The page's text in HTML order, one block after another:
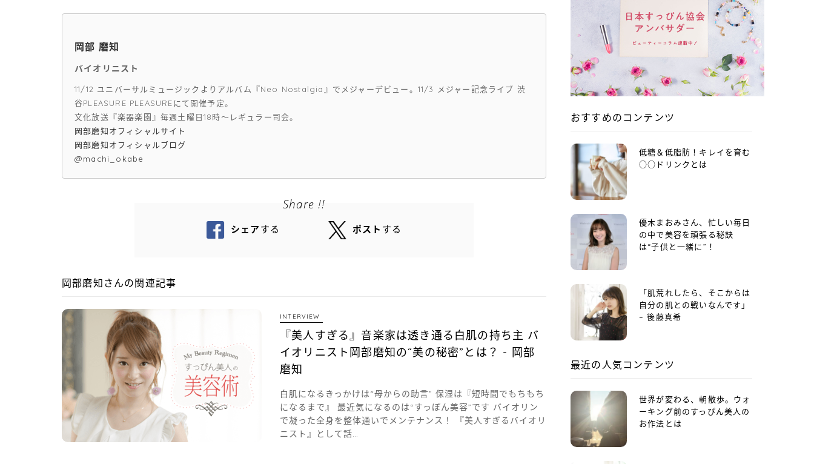
岡部 磨知
バイオリニスト
11/12 ユニバーサルミュージックよりアルバム『Neo Nostalgia』でメジャーデビュー。11/3 メジャー記念ライブ 渋
谷PLEASURE PLEASUREにて開催予定。
文化放送『楽器楽園』毎週土曜日18時～レギュラー司会。
岡部磨知オフィシャルサイト
岡部磨知オフィシャルブログ
@machi_okabe
Share !!
シェア する ポスト する
岡部磨知さんの関連記事
INTERVIEW
『美人すぎる』音楽家は透き通る白肌の持ち主 バ
イオリニスト岡部磨知の“美の秘密”とは？ - 岡部
磨知
白肌になるきっかけは“母からの助言” 保湿は『短時間でもちもち
になるまで』 最近気になるのは“すっぽん美容”です バイオリン
で凝った全身を整体通いでメンテナンス！ 『美人すぎるバイオリ
ニスト』として話…
おすすめのコンテンツ
低糖＆低脂肪！キレイを育む
○○ドリンクとは
優木まおみさん、忙しい毎日
の中で美容を頑張る秘訣
は“子供と一緒に”！
「肌荒れしたら、そこからは
自分の肌との戦いなんです」
– 後藤真希
最近の人気コンテンツ
世界が変わる、朝散歩。ウォ
ーキング前のすっぴん美人の
お作法とは